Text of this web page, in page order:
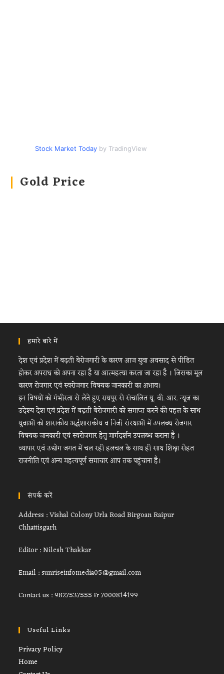
Stock Market Today by TradingView
Gold Price
हमारे बारे में
देश एवं प्रदेश में बढ़ती बेरोजगारी के कारण आज युवा अवसाद से पीडित
होकर अपराध को अपना रहा है या आत्महत्या करता जा रहा है । जिसका मूल
कारण रोजगार एवं स्वरोजगार विषयक जानकारी का अभाव।
इन विषयों को गंभीरता से लेते हुए रायपुर से संचालित यू. वी. आर. न्यूज का
उदेश्य देश एवं प्रदेश में बढ़ती बेरोजगारी को समाप्त करने की पहल के साथ
युवाओं को शासकीय अर्द्धशासकीय व निजी संस्थाओं में उपलब्ध रोजगार
विषयक जानकारी एवं स्वरोजगार हेतु मार्गदर्शन उपलब्ध कराना है ।
व्यापार एवं उद्योग जगत में चल रही हलचल के साथ ही साथ शिक्षा सेहत
राजनीति एवं अन्य महत्वपूर्ण समाचार आप तक पहुंचाना है।
संपर्क करें
Address : Vishal Colony Urla Road Birgoan Raipur
Chhattisgarh
Editor : Nilesh Thakkar
Email : sunriseinfomedia05@gmail.com
Contact us : 9827537555 & 7000814199
Useful Links
Privacy PolicyOpens
Home